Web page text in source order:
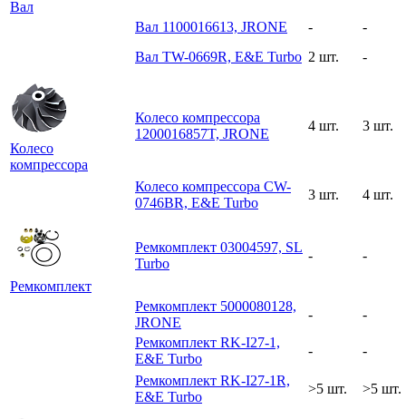
Вал
Вал 1100016613, JRONE
-
-
Вал TW-0669R, E&E Turbo 2 шт. -
Колесо
компрессора
Колесо компрессора
1200016857T, JRONE
4 шт. 3 шт.
Колесо компрессора CW-
0746BR, E&E Turbo
3 шт. 4 шт.
Ремкомплект
Ремкомплект 03004597, SL
Turbo
- -
Ремкомплект 5000080128,
JRONE
-
-
Ремкомплект RK-I27-1,
E&E Turbo
-
-
Ремкомплект RK-I27-1R,
E&E Turbo
>5 шт. >5 шт.